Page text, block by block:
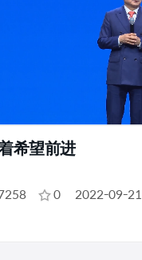
希望前进
0 2022-09-21